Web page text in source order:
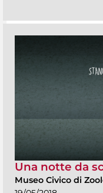
Una notte da
Museo Civico di